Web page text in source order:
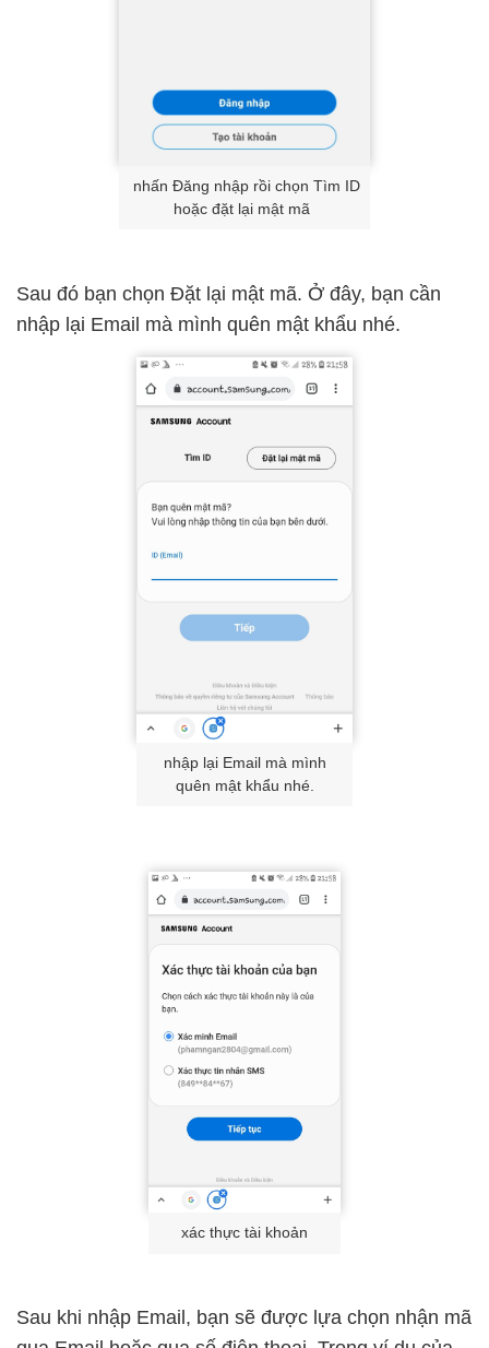
nhấn Đăng nhập rồi chọn Tìm ID
hoặc đặt lại mật mã
Sau đó bạn chọn Đặt lại mật mã. Ở đây, bạn cần
nhập lại Email mà mình quên mật khẩu nhé.
nhập lại Email mà mình
quên mật khẩu nhé.
xác thực tài khoản
Sau khi nhập Email, bạn sẽ được lựa chọn nhận mã